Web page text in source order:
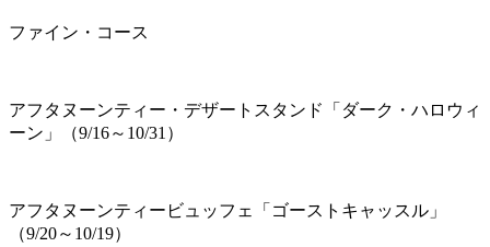
ファイン・コース
アフタヌーンティー・デザートスタンド「ダーク・ハロウィ
ーン」（9/16～10/31）
アフタヌーンティービュッフェ「ゴーストキャッスル」
（9/20～10/19）